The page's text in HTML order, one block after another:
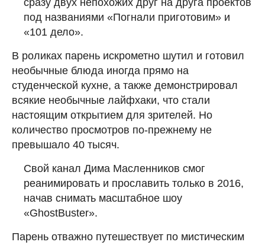
сразу двух непохожих друг на друга проектов
под названиями «Погнали приготовим» и
«101 дело».
В роликах парень искрометно шутил и готовил
необычные блюда иногда прямо на
студенческой кухне, а также демонстрировал
всякие необычные лайфхаки, что стали
настоящим открытием для зрителей. Но
количество просмотров по-прежнему не
превышало 40 тысяч.
Свой канал Дима Масленников смог
реанимировать и прославить только в 2016,
начав снимать масштабное шоу
«GhostBuster».
Парень отважно путешествует по мистическим